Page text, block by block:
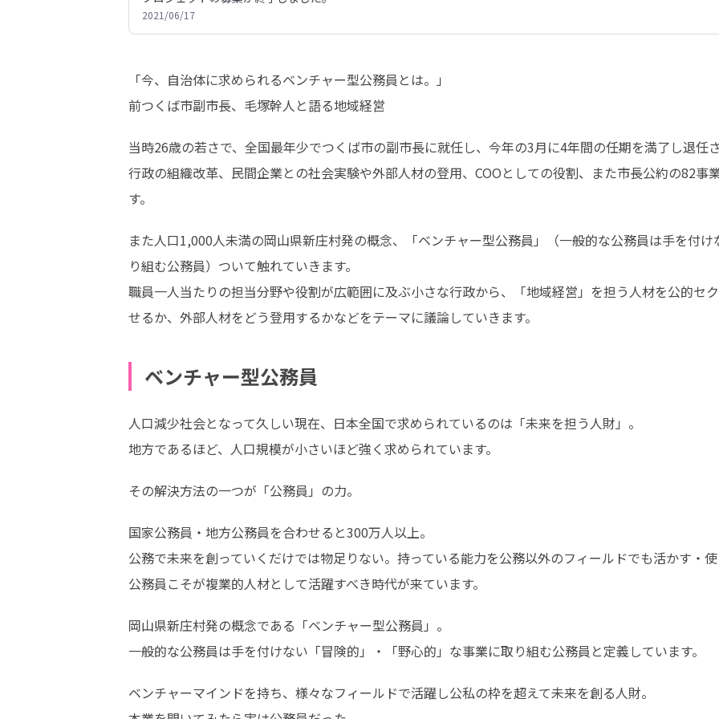
2021/06/17
「今、自治体に求められるベンチャー型公務員とは。」
前つくば市副市長、毛塚幹人と語る地域経営
当時26歳の若さで、全国最年少でつくば市の副市長に就任し、今年の3月に4年間の任期を満了し退任
行政の組織改革、民間企業との社会実験や外部人材の登用、COOとしての役割、また市長公約の82事
す。
また人口1,000人未満の岡山県新庄村発の概念、「ベンチャー型公務員」（一般的な公務員は手を付
り組む公務員）ついて触れていきます。
職員一人当たりの担当分野や役割が広範囲に及ぶ小さな行政から、「地域経営」を担う人材を公的セ
せるか、外部人材をどう登用するかなどをテーマに議論していきます。
ベンチャー型公務員
人口減少社会となって久しい現在、日本全国で求められているのは「未来を担う人財」。
地方であるほど、人口規模が小さいほど強く求められています。
その解決方法の一つが「公務員」の力。
国家公務員・地方公務員を合わせると300万人以上。
公務で未来を創っていくだけでは物足りない。持っている能力を公務以外のフィールドでも活かす・使
公務員こそが複業的人材として活躍すべき時代が来ています。
岡山県新庄村発の概念である「ベンチャー型公務員」。
一般的な公務員は手を付けない「冒険的」・「野心的」な事業に取り組む公務員と定義しています。
ベンチャーマインドを持ち、様々なフィールドで活躍し公私の枠を超えて未来を創る人財。